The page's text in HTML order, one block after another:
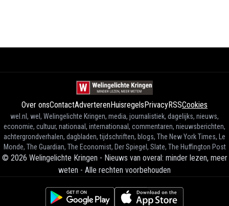
Over onsContactAdverterenHuisregelsPrivacyRSSCookies
wel.nl, wel, Welingelichte Kringen, media, journalistiek, dagelijks, nieuws,
economie, cultuur, nationaal, internationaal, commentaren, nieuwsberichten,
achtergrondverhalen, dagbladen, tijdschriften, blogs, The New York Times, Le
Monde, The Guardian, The Economist, Der Spiegel, Slate, The Huffington Post
© 2026 Welingelichte Kringen - Nieuws van overal: minder lezen, meer
weten - Alle rechten voorbehouden